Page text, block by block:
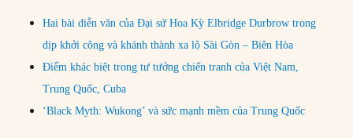
Hai bài diễn văn của Đại sứ Hoa Kỳ Elbridge Durbrow trong
dịp khởi công và khánh thành xa lộ Sài Gòn – Biên Hòa
Điểm khác biệt trong tư tưởng chiến tranh của Việt Nam,
Trung Quốc, Cuba
‘Black Myth: Wukong’ và sức mạnh mềm của Trung Quốc